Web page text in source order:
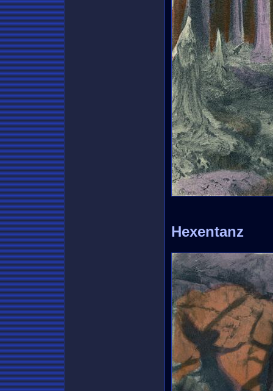
Hexentanz